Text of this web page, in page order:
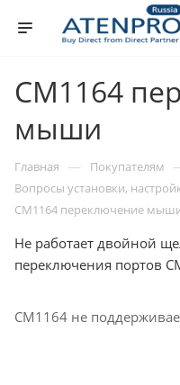
CM1164
мыши
Главная — Покупателям
Вопросы установки,
CM1164 переключение
Не работает двойной
переключения портов
CM1164 не